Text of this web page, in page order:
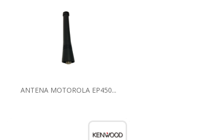
ANTENA MOTOROLA EP450...